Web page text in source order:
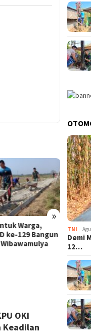
»
Warga,
ke-129 Bangun
Polda
OKI
Keadilan
TNI
Demi
12…